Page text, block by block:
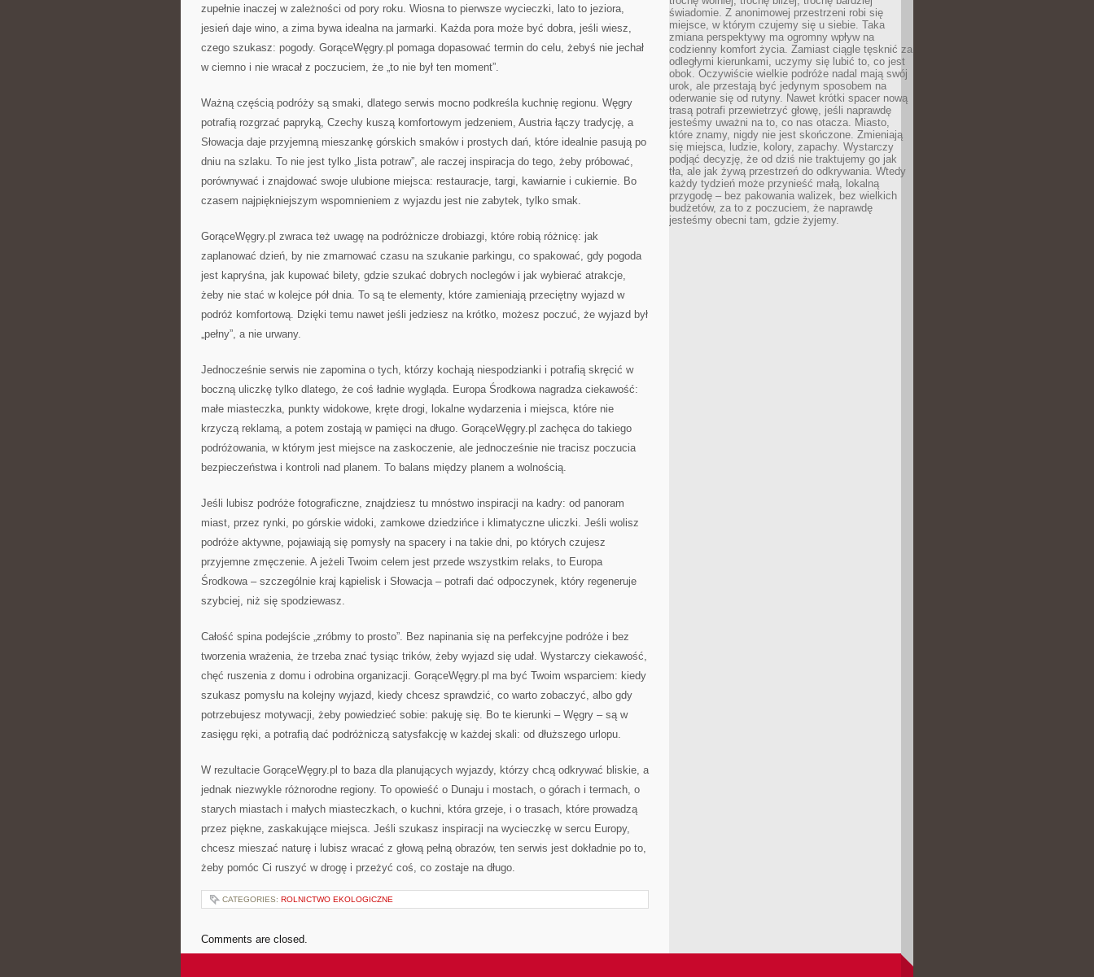
zupełnie inaczej w zależności od pory roku. Wiosna to pierwsze wycieczki, lato to jeziora,
jesień daje wino, a zima bywa idealna na jarmarki. Każda pora może być dobra, jeśli wiesz,
czego szukasz: pogody. GorąceWęgry.pl pomaga dopasować termin do celu, żebyś nie jechał
w ciemno i nie wracał z poczuciem, że „to nie był ten moment”.
Ważną częścią podróży są smaki, dlatego serwis mocno podkreśla kuchnię regionu. Węgry
potrafią rozgrzać papryką, Czechy kuszą komfortowym jedzeniem, Austria łączy tradycję, a
Słowacja daje przyjemną mieszankę górskich smaków i prostych dań, które idealnie pasują po
dniu na szlaku. To nie jest tylko „lista potraw”, ale raczej inspiracja do tego, żeby próbować,
porównywać i znajdować swoje ulubione miejsca: restauracje, targi, kawiarnie i cukiernie. Bo
czasem najpiękniejszym wspomnieniem z wyjazdu jest nie zabytek, tylko smak.
GorąceWęgry.pl zwraca też uwagę na podróżnicze drobiazgi, które robią różnicę: jak
zaplanować dzień, by nie zmarnować czasu na szukanie parkingu, co spakować, gdy pogoda
jest kapryśna, jak kupować bilety, gdzie szukać dobrych noclegów i jak wybierać atrakcje,
żeby nie stać w kolejce pół dnia. To są te elementy, które zamieniają przeciętny wyjazd w
podróż komfortową. Dzięki temu nawet jeśli jedziesz na krótko, możesz poczuć, że wyjazd był
„pełny”, a nie urwany.
Jednocześnie serwis nie zapomina o tych, którzy kochają niespodzianki i potrafią skręcić w
boczną uliczkę tylko dlatego, że coś ładnie wygląda. Europa Środkowa nagradza ciekawość:
małe miasteczka, punkty widokowe, kręte drogi, lokalne wydarzenia i miejsca, które nie
krzyczą reklamą, a potem zostają w pamięci na długo. GorąceWęgry.pl zachęca do takiego
podróżowania, w którym jest miejsce na zaskoczenie, ale jednocześnie nie tracisz poczucia
bezpieczeństwa i kontroli nad planem. To balans między planem a wolnością.
Jeśli lubisz podróże fotograficzne, znajdziesz tu mnóstwo inspiracji na kadry: od panoram
miast, przez rynki, po górskie widoki, zamkowe dziedzińce i klimatyczne uliczki. Jeśli wolisz
podróże aktywne, pojawiają się pomysły na spacery i na takie dni, po których czujesz
przyjemne zmęczenie. A jeżeli Twoim celem jest przede wszystkim relaks, to Europa
Środkowa – szczególnie kraj kąpielisk i Słowacja – potrafi dać odpoczynek, który regeneruje
szybciej, niż się spodziewasz.
Całość spina podejście „zróbmy to prosto”. Bez napinania się na perfekcyjne podróże i bez
tworzenia wrażenia, że trzeba znać tysiąc trików, żeby wyjazd się udał. Wystarczy ciekawość,
chęć ruszenia z domu i odrobina organizacji. GorąceWęgry.pl ma być Twoim wsparciem: kiedy
szukasz pomysłu na kolejny wyjazd, kiedy chcesz sprawdzić, co warto zobaczyć, albo gdy
potrzebujesz motywacji, żeby powiedzieć sobie: pakuję się. Bo te kierunki – Węgry – są w
zasięgu ręki, a potrafią dać podróżniczą satysfakcję w każdej skali: od dłuższego urlopu.
W rezultacie GorąceWęgry.pl to baza dla planujących wyjazdy, którzy chcą odkrywać bliskie, a
jednak niezwykle różnorodne regiony. To opowieść o Dunaju i mostach, o górach i termach, o
starych miastach i małych miasteczkach, o kuchni, która grzeje, i o trasach, które prowadzą
przez piękne, zaskakujące miejsca. Jeśli szukasz inspiracji na wycieczkę w sercu Europy,
chcesz mieszać naturę i lubisz wracać z głową pełną obrazów, ten serwis jest dokładnie po to,
żeby pomóc Ci ruszyć w drogę i przeżyć coś, co zostaje na długo.
CATEGORIES: ROLNICTWO EKOLOGICZNE
Comments are closed.
świadomie. Z anonimowej przestrzeni robi się
miejsce, w którym czujemy się u siebie. Taka
zmiana perspektywy ma ogromny wpływ na
codzienny komfort życia. Zamiast ciągle tęsknić za
odległymi kierunkami, uczymy się lubić to, co jest
obok. Oczywiście wielkie podróże nadal mają swój
urok, ale przestają być jedynym sposobem na
oderwanie się od rutyny. Nawet krótki spacer nową
trasą potrafi przewietrzyć głowę, jeśli naprawdę
jesteśmy uważni na to, co nas otacza. Miasto,
które znamy, nigdy nie jest skończone. Zmieniają
się miejsca, ludzie, kolory, zapachy. Wystarczy
podjąć decyzję, że od dziś nie traktujemy go jak
tła, ale jak żywą przestrzeń do odkrywania. Wtedy
każdy tydzień może przynieść małą, lokalną
przygodę – bez pakowania walizek, bez wielkich
budżetów, za to z poczuciem, że naprawdę
jesteśmy obecni tam, gdzie żyjemy.